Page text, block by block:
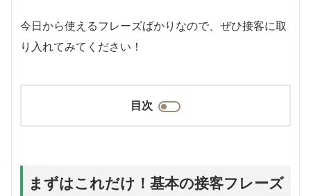
今日から使えるフレーズばかりなので、ぜひ接客に取
り入れてみてください！
目次
まずはこれだけ！基本の接客フレーズ